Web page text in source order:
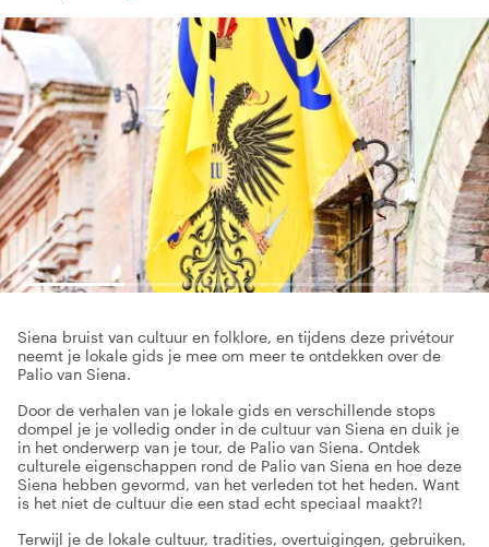
Siena bruist van cultuur en folklore, en tijdens deze privétour
neemt je lokale gids je mee om meer te ontdekken over de
Palio van Siena.
Door de verhalen van je lokale gids en verschillende stops
dompel je je volledig onder in de cultuur van Siena en duik je
in het onderwerp van je tour, de Palio van Siena. Ontdek
culturele eigenschappen rond de Palio van Siena en hoe deze
Siena hebben gevormd, van het verleden tot het heden. Want
is het niet de cultuur die een stad echt speciaal maakt?!
Terwijl je de lokale cultuur, tradities, overtuigingen, gebruiken,